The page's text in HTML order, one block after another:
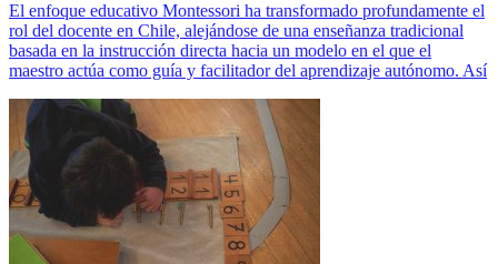
El enfoque educativo Montessori ha transformado profundamente el
rol del docente en Chile, alejándose de una enseñanza tradicional
basada en la instrucción directa hacia un modelo en el que el
maestro actúa como guía y facilitador del aprendizaje autónomo. Así